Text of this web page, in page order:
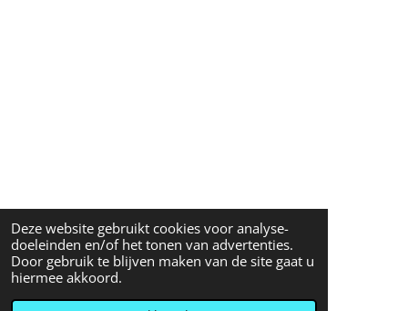
Deze website gebruikt cookies voor analyse-
doeleinden en/of het tonen van advertenties.
Door gebruik te blijven maken van de site gaat u
hiermee akkoord.